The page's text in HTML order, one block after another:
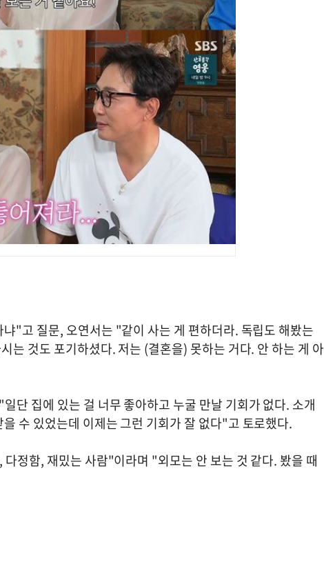
"고 질문, 오연서는 "같이 사는 게 편하더라. 독립도 해봤는
는 것도 포기하셨다. 저는 (결혼을) 못하는 거다. 안 하는 게 아
단 집에 있는 걸 너무 좋아하고 누굴 만날 기회가 없다. 소개
수 있었는데 이제는 그런 기회가 잘 없다"고 토로했다.
정함, 재밌는 사람"이라며 "외모는 안 보는 것 같다. 봤을 때